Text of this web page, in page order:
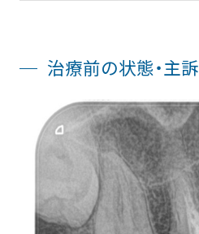
治療前の状態・主訴